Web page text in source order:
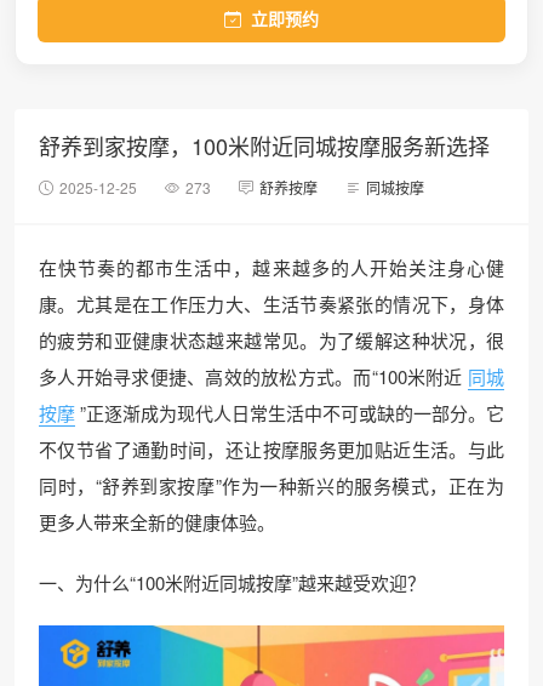
立即预约
舒养到家按摩，100米附近同城按摩服务新选择
2025-12-25 273 舒养按摩 同城按摩
在快节奏的都市生活中，越来越多的人开始关注身心健
康。尤其是在工作压力大、生活节奏紧张的情况下，身体
的疲劳和亚健康状态越来越常见。为了缓解这种状况，很
多人开始寻求便捷、高效的放松方式。而“100米附近 同城
按摩”正逐渐成为现代人日常生活中不可或缺的一部分。它
不仅节省了通勤时间，还让按摩服务更加贴近生活。与此
同时，“舒养到家按摩”作为一种新兴的服务模式，正在为
更多人带来全新的健康体验。
一、为什么“100米附近同城按摩”越来越受欢迎？